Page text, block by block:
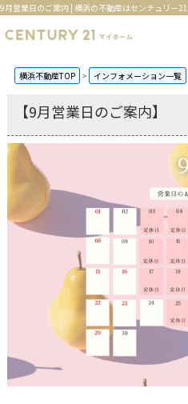
9月営業日のご案内 | 横浜の不動産はセンチュリー
横浜不動産TOP インフォメーション一覧
【9月営業日のご案内】